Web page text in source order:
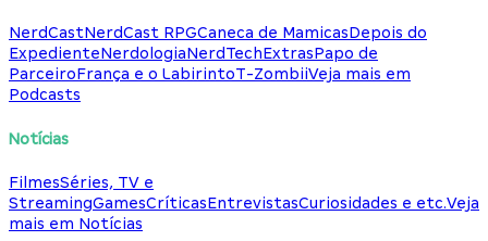
NerdCastNerdCast RPGCaneca de MamicasDepois do
ExpedienteNerdologiaNerdTechExtrasPapo de
ParceiroFrança e o LabirintoT-ZombiiVeja mais em
Podcasts
Notícias
FilmesSéries, TV e
StreamingGamesCríticasEntrevistasCuriosidades e etc.Veja
mais em Notícias